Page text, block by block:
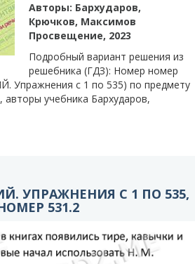
Авторы: Бархударов,
Крючков, Максимов
Просвещение, 2023
Подробный вариант решения из
решебника (ГДЗ): Номер номер
Упражнения с 1 по 535) по предмету
авторы учебника Бархударов,
УПРАЖНЕНИЯ С 1 ПО 535,
531.2